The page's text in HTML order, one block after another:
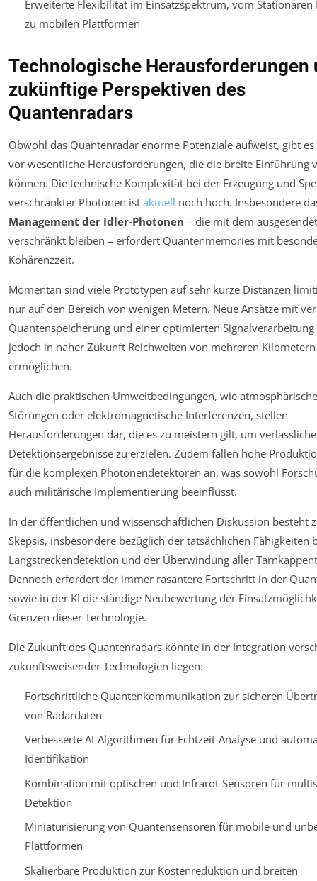
Erweiterte Flexibilität im Einsatzspektrum, vom Stationären
zu mobilen Plattformen
Technologische Herausforderungen
zukünftige Perspektiven des
Quantenradars
Obwohl das Quantenradar enorme Potenziale aufweist, gibt
vor wesentliche Herausforderungen, die die breite Einführung
können. Die technische Komplexität bei der Erzeugung und
verschränkter Photonen ist aktuell noch hoch. Insbesondere
Management der Idler-Photonen – die mit dem
verschränkt bleiben – erfordert Quantenmemories mit
Kohärenzzeit.
Momentan sind viele Prototypen auf sehr kurze Distanzen
nur auf den Bereich von wenigen Metern. Neue Ansätze mit
Quantenspeicherung und einer optimierten Signalverarbeitung
jedoch in naher Zukunft Reichweiten von mehreren Kilometern
ermöglichen.
Auch die praktischen Umweltbedingungen, wie atmosphärische
Störungen oder elektromagnetische Interferenzen, stellen
Herausforderungen dar, die es zu meistern gilt, um verlässliche
Detektionsergebnisse zu erzielen. Zudem fallen hohe
für die komplexen Photonendetektoren an, was sowohl
auch militärische Implementierung beeinflusst.
In der öffentlichen und wissenschaftlichen Diskussion besteht
Skepsis, insbesondere bezüglich der tatsächlichen Fähigkeiten
Langstreckendetektion und der Überwindung aller
Dennoch erfordert der immer rasantere Fortschritt in der
sowie in der KI die ständige Neubewertung der
Grenzen dieser Technologie.
Die Zukunft des Quantenradars könnte in der Integration
zukunftsweisender Technologien liegen:
Fortschrittliche Quantenkommunikation zur sicheren
von Radardaten
Verbesserte AI-Algorithmen für Echtzeit-Analyse und
Identifikation
Kombination mit optischen und Infrarot-Sensoren für
Detektion
Miniaturisierung von Quantensensoren für mobile und
Plattformen
Skalierbare Produktion zur Kostenreduktion und breiten